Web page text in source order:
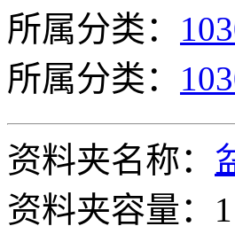
所属分类：
所属分类：
资料夹名称：
资料夹容量：1